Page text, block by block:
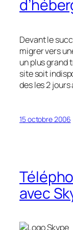
Devant le
migrer vers
un plus grand
site soit
des les 2 jours
15 octobre 2006
avec